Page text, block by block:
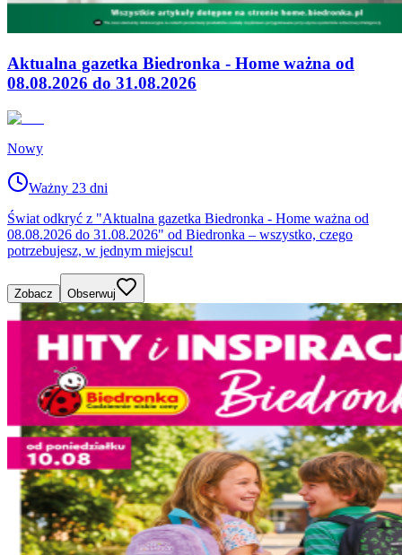
Aktualna gazetka Biedronka - Home ważna od
08.08.2026 do 31.08.2026
Nowy
Ważny 23 dni
Świat odkryć z "Aktualna gazetka Biedronka - Home ważna od
08.08.2026 do 31.08.2026" od Biedronka – wszystko, czego
potrzebujesz, w jednym miejscu!
Zobacz Obserwuj